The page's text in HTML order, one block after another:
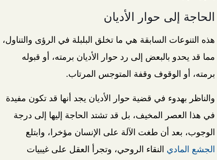
الحاجة إلى حوار الأديان
هذه التنوعات السابقة هي ما تخلق البلبلة في الرؤى والتناول،
مما قد يحدو بالبعض إلى رد حوار الأديان برمته، أو قبوله
برمته، أو الوقوف وقفة المتوجس المرتاب.
والناظر بهدوء في قضية حوار الأديان يجد أنها قد تكون مفيدة
في هذا العصر المخيف، بل قد تشتد الحاجة إليها إلى درجة
الوجوب، بعد أن طغت الآلة على الإنسان مؤخرا، وابتلع
الجشع المادي النقاء الروحي، وتجرأ العقل على غيبيات